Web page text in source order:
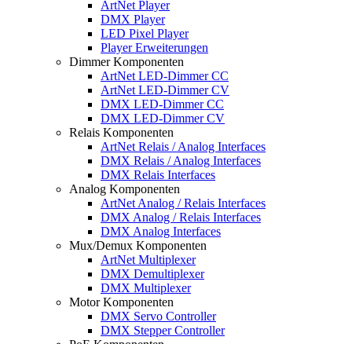
ArtNet Player
DMX Player
LED Pixel Player
Player Erweiterungen
Dimmer Komponenten
ArtNet LED-Dimmer CC
ArtNet LED-Dimmer CV
DMX LED-Dimmer CC
DMX LED-Dimmer CV
Relais Komponenten
ArtNet Relais / Analog Interfaces
DMX Relais / Analog Interfaces
DMX Relais Interfaces
Analog Komponenten
ArtNet Analog / Relais Interfaces
DMX Analog / Relais Interfaces
DMX Analog Interfaces
Mux/Demux Komponenten
ArtNet Multiplexer
DMX Demultiplexer
DMX Multiplexer
Motor Komponenten
DMX Servo Controller
DMX Stepper Controller